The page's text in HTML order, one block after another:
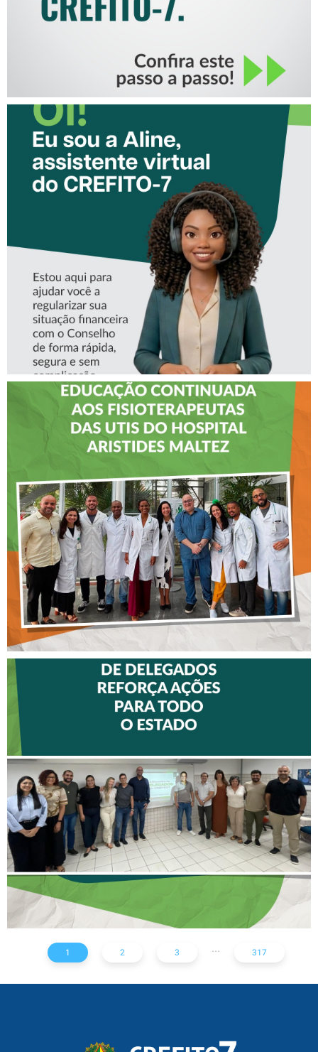
CONHEÇA A ‘ALINE’,
ASSISTENTE VIRTUAL DO
CREFITO-7
CREFITO-7 LEVA EDUCAÇÃO
CONTINUADA AOS
FISIOTERAPEUTAS DAS UTIs
DO HOSPITAL ARISTIDES
MALTEZ
DELEGADOS REFORÇA
AÇÕES PARA TODO O
ESTADO
1 2 3 ... 317